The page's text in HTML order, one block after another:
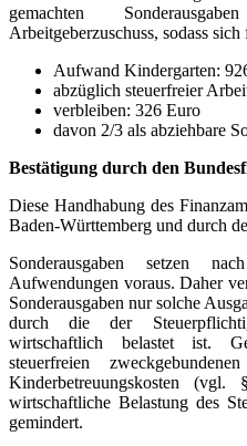
gemachten
Arbeitgeberzuschuss, sodass
Aufwand Kindergarten:
abzüglich steuerfreier
verbleiben: 326 Euro
davon 2/3 als abziehbare
Bestätigung durch den
Diese Handhabung des
Baden-Württemberg und durch
Sonderausgaben setzen
Aufwendungen voraus. Daher
Sonderausgaben nur solche
durch die der
wirtschaftlich belastet ist.
steuerfreien
Kinderbetreuungskosten
wirtschaftliche Belastung des
gemindert.